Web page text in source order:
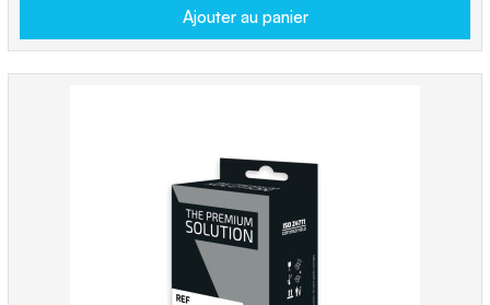
Ajouter au panier